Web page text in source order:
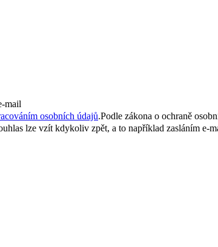
mail
osobních údajů.Podle zákona o ochraně
lze vzít kdykoliv zpět, a to například zasláním e-